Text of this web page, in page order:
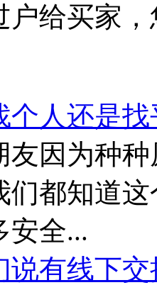
户给买家
个人还是
友因为种
们都知道
安全...
说有线下